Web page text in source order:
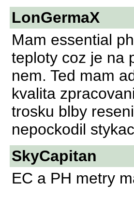
LonGermaX
Mam essential
teploty coz je na
nem. Ted mam
kvalita
trosku blby
nepockodil
SkyCapitan
EC a PH metry